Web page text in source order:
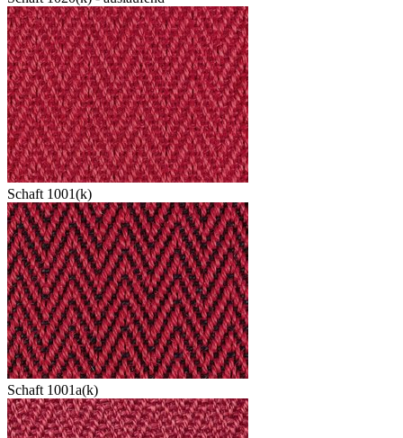
Schaft 1001(k)
Schaft 1001a(k)